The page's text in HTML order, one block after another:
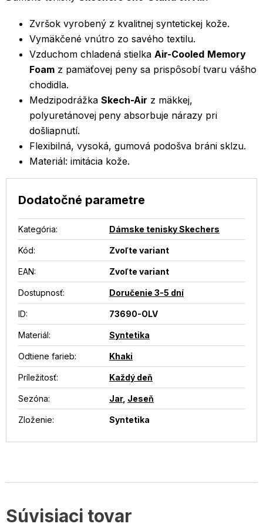
Súvisiaci tovar
Zvršok vyrobený z kvalitnej syntetickej kože.
Vymäkčené vnútro zo savého textilu.
Vzduchom chladená stielka Air-Cooled Memory
Foam z pamäťovej peny sa prispôsobí tvaru vášho
chodidla.
Medzipodrážka Skech-Air z mäkkej,
polyuretánovej peny absorbuje nárazy pri
došliapnutí.
Flexibilná, vysoká, gumová podošva bráni sklzu.
Materiál: imitácia kože.
Dodatočné parametre
Kategória: Dámske tenisky Skechers
Kód: Zvoľte variant
EAN: Zvoľte variant
Dostupnosť: Doručenie 3-5 dní
ID: 73690-OLV
Materiál: Syntetika
Odtiene farieb: Khaki
Príležitosť: Každý deň
Sezóna: Jar, Jeseň
Zloženie: Syntetika